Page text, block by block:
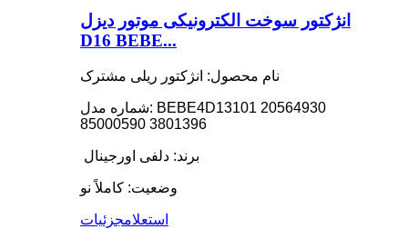
انژکتور سوخت الکترونیکی موتور دیزل
D16 BEBE...
نام محصول: انژکتور ریلی مشترک
شماره مدل: BEBE4D13101 20564930
85000590 3801396
برند: دلفی اورجینال
وضعیت: کاملاً نو
استعلامجزئیات